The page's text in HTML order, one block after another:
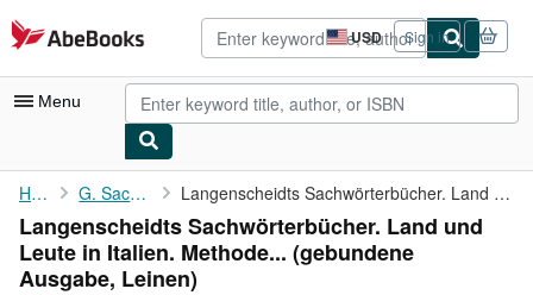
Skip to main content
AbeBooks.com USD
Site
shopping
preferences
Sign in
Menu
My Account
My Purchases
Advanced Search
Home G. Sacerdote: Langenscheidts Sachwörterbücher. Land und Leute in Italien. ...
Langenscheidts Sachwörterbücher. Land und
Leute in Italien. Methode... (gebundene
Ausgabe, Leinen)